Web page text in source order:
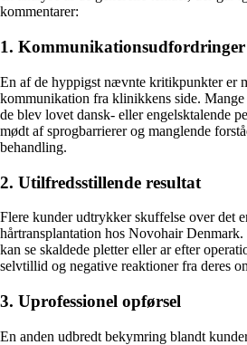
kommentarer:
1. Kommunikationsudfordringer
En af de hyppigst nævnte kritikpunkter er
kommunikation fra klinikkens side.
de blev lovet dansk- eller engelsktalende
mødt af sprogbarrierer og manglende
behandling.
2. Utilfredsstillende resultat
Flere kunder udtrykker skuffelse over det
hårtransplantation hos Novohair
kan se skaldede pletter eller ar efter
selvtillid og negative reaktioner fra deres
3. Uprofessionel opførsel
En anden udbredt bekymring blandt